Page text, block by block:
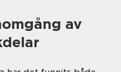
av